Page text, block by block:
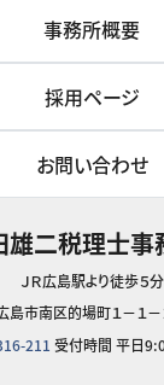
事務所概要
採用ページ
お問い合わせ
雄二税理士事
ＪＲ広島駅より徒歩５分
市南区的場町１－１－
211 受付時間 平日